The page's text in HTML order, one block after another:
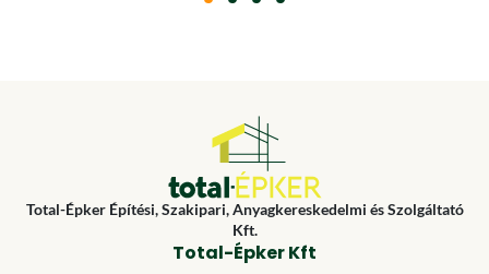
Total-Épker Építési, Szakipari, Anyagkereskedelmi és Szolgáltató
Kft.
Total-Épker Kft